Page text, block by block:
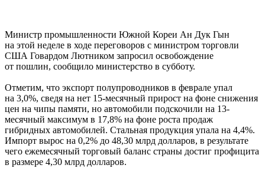
Министр промышленности Южной Кореи Ан Дук Гын
на этой неделе в ходе переговоров с министром торговли
США Говардом Лютником запросил освобождение
от пошлин, сообщило министерство в субботу.
Отметим, что экспорт полупроводников в феврале упал
на 3,0%, сведя на нет 15-месячный прирост на фоне снижения
цен на чипы памяти, но автомобили подскочили на 13-
месячный максимум в 17,8% на фоне роста продаж
гибридных автомобилей. Стальная продукция упала на 4,4%.
Импорт вырос на 0,2% до 48,30 млрд долларов, в результате
чего ежемесячный торговый баланс страны достиг профицита
в размере 4,30 млрд долларов.